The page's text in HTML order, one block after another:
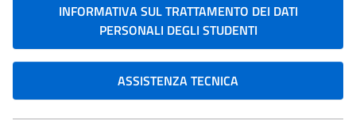
INFORMATIVA SUL TRATTAMENTO DEI DATI
PERSONALI DEGLI STUDENTI
ASSISTENZA TECNICA